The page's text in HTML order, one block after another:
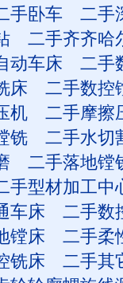
手卧车
二手
二手齐齐哈
动车床
二手
床
二手数控
机
二手摩擦
铣
二手水切
二手落地镗
手型材加工中
车床
二手数
镗床
二手柔
铣床
二手其